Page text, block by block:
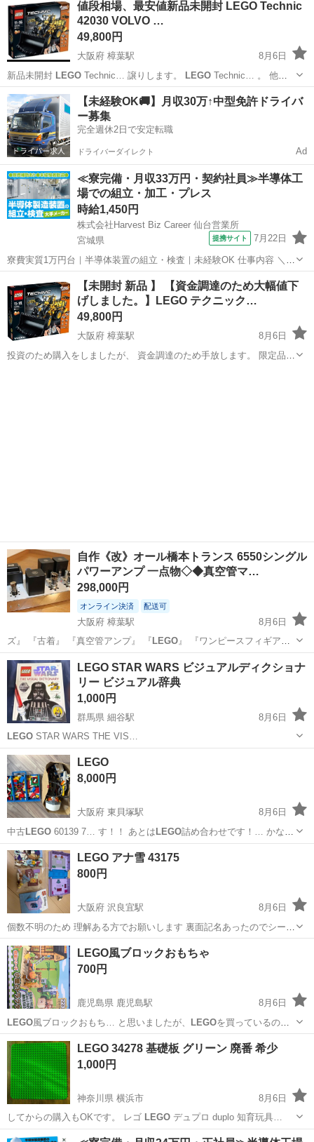
値段相場、最安値新品未開封 LEGO Technic
42030 VOLVO …
49,800円
大阪府 樟葉駅
8月6日
新品未開封 LEGOTechnic… 譲りします。 LEGOTechnic… 。 他に
も ・LEGO・高音質CD …
大阪 枚方市 樟葉駅 模型、プラモデル VOLVO
【未経験OK🚚】月収30万↑中型免許ドライバ
ー募集
完全週休2日で安定転職
ドライバーダイレクト Ad
≪寮完備・月収33万円・契約社員≫半導体工
場での組立・加工・プレス
時給1,450円
株式会社Harvest Biz Career 仙台営業所
宮城県
提携サイト 7月22日
寮費実質1万円台｜半導体装置の組立・検査｜未経験OK 仕事内容 ＼半
導体製造装置の組立・検査スタッフ／ 大手メーカー工場内で、半導体
をつくるための装置を組み立てる仕事です。 タブレットや図面を確認
しながら、ドライバ...
【未開封 新品 】 【資金調達のため大幅値下
げしました。】LEGO テクニック…
49,800円
大阪府 樟葉駅
8月6日
投資のため購入をしましたが、 資金調達のため手放します。 限定品な
自作《改》オール橋本トランス 6550シングル
パワーアンプ 一点物◇◆真空管マ…
298,000円
オンライン決済 配送可
大阪府 樟葉駅
8月6日
ズ』 『古着』 『真空管アンプ』 『 LEGO』 『ワンピースフィギア』
を格安や、…
大阪 枚方市
LEGO STAR WARS ビジュアルディクショナ
リー ビジュアル辞典
1,000円
群馬県 細谷駅
8月6日
LEGOSTAR WARS THE VIS…
群馬 太田市
LEGO
8,000円
大阪府 東貝塚駅
8月6日
中古LEGO 60139 7… す！！ あとは LEGO詰め合わせです！… かなり
の量のLEGOです！ 人形など…
大阪 貝塚市 東貝塚駅 おもちゃ
LEGO アナ雪 43175
800円
大阪府 沢良宜駅
8月6日
個数不明のため 理解ある方でお願いします 裏面記名あったのでシール
剥がしてます
大阪 茨木市 沢良宜駅 おもちゃ
LEGO風ブロックおもちゃ
700円
鹿児島県 鹿児島駅
8月6日
LEGO風ブロックおもち… と思いましたが、 LEGOを買っているの
で… したが、サイズはLEGOとほぼ同じのよう…
鹿児島 鹿児島市 その他 LEGO
LEGO 34278 基礎板 グリーン 廃番 希少
1,000円
神奈川県 横浜市
8月6日
してからの購入もOKです。 レゴ LEGO デュプロ duplo 知育玩具…
神奈川 横浜市 おもちゃ LEGO